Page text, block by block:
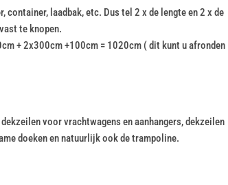
container, laadbak, etc. Dus tel 2 x de lengte en 2 x de
te knopen.
+ 2x300cm +100cm = 1020cm ( dit kunt u afronden
voor vrachtwagens en aanhangers, dekzeilen
doeken en natuurlijk ook de trampoline.